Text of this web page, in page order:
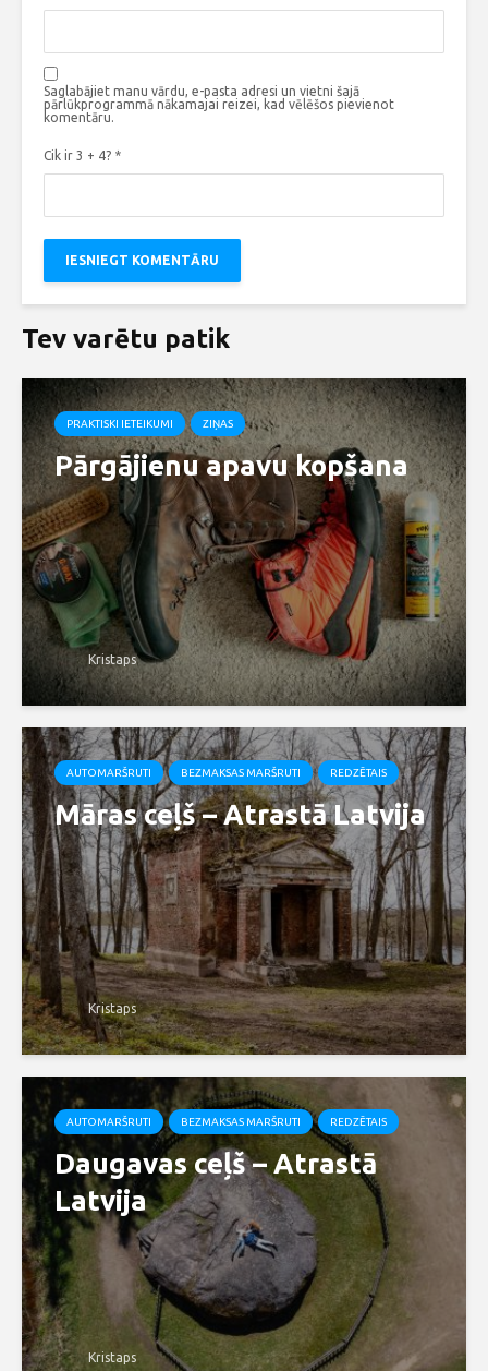
Saglabājiet manu vārdu, e-pasta adresi un vietni šajā
pārlūkprogrammā nākamajai reizei, kad vēlēšos pievienot
komentāru.
Cik ir 3 + 4? *
Tev varētu patik
PRAKTISKI IETEIKUMI ZIŅAS
Pārgājienu apavu kopšana
Kristaps
AUTOMARŠRUTI BEZMAKSAS MARŠRUTI REDZĒTAIS
Māras ceļš – Atrastā Latvija
Kristaps
AUTOMARŠRUTI BEZMAKSAS MARŠRUTI REDZĒTAIS
Daugavas ceļš – Atrastā
Latvija
Kristaps